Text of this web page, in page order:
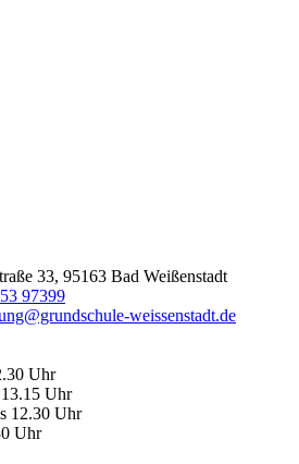
33, 95163 Bad Weißenstadt
97399
weissenstadt.de
Uhr
Uhr
12.30 Uhr
Uhr